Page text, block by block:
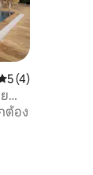
ะแนนเฉลี่ย 5 จา
5 (4)
น้ำ
ต้อง